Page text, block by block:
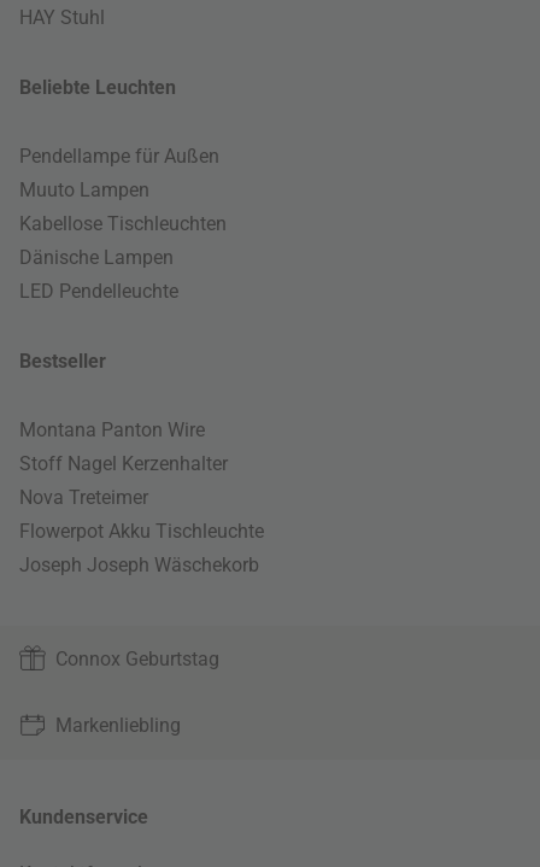
HAY Stuhl
Beliebte Leuchten
Pendellampe für Außen
Muuto Lampen
Kabellose Tischleuchten
Dänische Lampen
LED Pendelleuchte
Bestseller
Montana Panton Wire
Stoff Nagel Kerzenhalter
Nova Treteimer
Flowerpot Akku Tischleuchte
Joseph Joseph Wäschekorb
Connox Geburtstag
Markenliebling
Kundenservice